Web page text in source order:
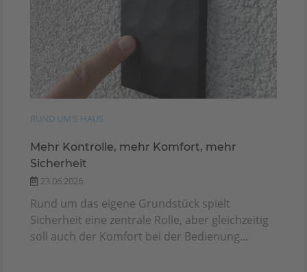
RUND UM'S HAUS
Mehr Kontrolle, mehr Komfort, mehr
Sicherheit
23.06.2026
Rund um das eigene Grundstück spielt
Sicherheit eine zentrale Rolle, aber gleichzeitig
soll auch der Komfort bei der Bedienung...